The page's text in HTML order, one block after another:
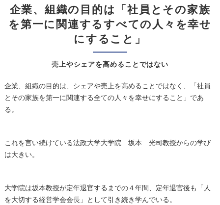
売上やシェアを高めることではない
企業、組織の目的は「社員とその家族
を第一に関連するすべての人々を幸せ
にすること」
企業、組織の目的は、シェアや売上を高めることではなく、「社員
とその家族を第一に関連する全ての人々を幸せにすること」であ
る。
これを言い続けている法政大学大学院 坂本 光司教授からの学び
は大きい。
大学院は坂本教授が定年退官するまでの４年間、定年退官後も「人
を大切する経営学会会長」として引き続き学んでいる。